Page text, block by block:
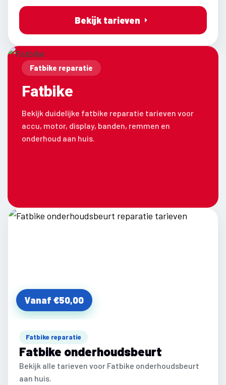
Bekijk tarieven
Fatbike reparatie
Fatbike
Bekijk duidelijke fatbike reparatie tarieven voor
accu, motor, display, banden, remmen en
onderhoud aan huis.
Vanaf €50,00
Fatbike reparatie
Fatbike onderhoudsbeurt
Bekijk alle tarieven voor Fatbike onderhoudsbeurt
aan huis.